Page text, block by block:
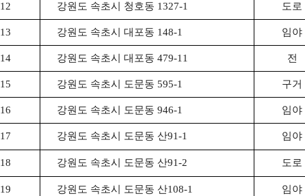
12 강원도 속초시 청호동 1327-1 도로
13 강원도 속초시 대포동 148-1 임야
14 강원도 속초시 대포동 479-11 전
15 강원도 속초시 도문동 595-1 구거
16 강원도 속초시 도문동 946-1 임야
17 강원도 속초시 도문동 산91-1 임야
18 강원도 속초시 도문동 산91-2 도로
19 강원도 속초시 도문동 산108-1 임야